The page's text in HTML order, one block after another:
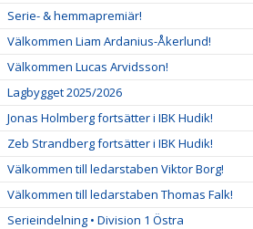
Serie- & hemmapremiär!
Välkommen Liam Ardanius-Åkerlund!
Välkommen Lucas Arvidsson!
Lagbygget 2025/2026
Jonas Holmberg fortsätter i IBK Hudik!
Zeb Strandberg fortsätter i IBK Hudik!
Välkommen till ledarstaben Viktor Borg!
Välkommen till ledarstaben Thomas Falk!
Serieindelning • Division 1 Östra